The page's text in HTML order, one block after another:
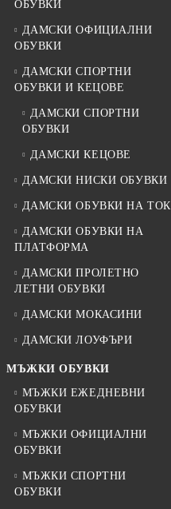
ОБУВКИ
ДАМСКИ ОФИЦИАЛНИ
ОБУВКИ
ДАМСКИ СПОРТНИ
ОБУВКИ И КЕЦОВЕ
ДАМСКИ СПОРТНИ
ОБУВКИ
ДАМСКИ КЕЦОВЕ
ДАМСКИ НИСКИ ОБУВКИ
ДАМСКИ ОБУВКИ НА ТОК
ДАМСКИ ОБУВКИ НА
ПЛАТФОРМА
ДАМСКИ ПРОЛЕТНО
ЛЕТНИ ОБУВКИ
ДАМСКИ МОКАСИНИ
ДАМСКИ ЛОУФЪРИ
МЪЖКИ ОБУВКИ
МЪЖКИ ЕЖЕДНЕВНИ
ОБУВКИ
МЪЖКИ ОФИЦИАЛНИ
ОБУВКИ
МЪЖКИ СПОРТНИ
ОБУВКИ